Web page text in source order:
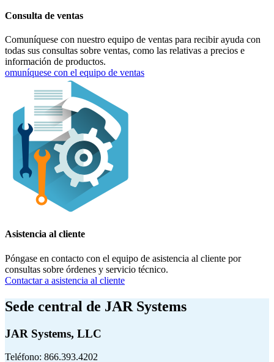
Consulta de ventas
Comuníquese con nuestro equipo de ventas para recibir ayuda con
todas sus consultas sobre ventas, como las relativas a precios e
información de productos.
omuníquese con el equipo de ventas
Asistencia al cliente
Póngase en contacto con el equipo de asistencia al cliente por
consultas sobre órdenes y servicio técnico.
Contactar a asistencia al cliente
Sede central de JAR Systems
JAR Systems, LLC
Teléfono: 866.393.4202